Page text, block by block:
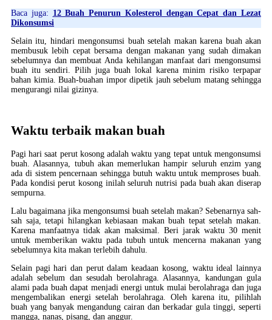
Baca juga: 12 Buah Penurun Kolesterol dengan Cepat dan Lezat
Dikonsumsi
Selain itu, hindari mengonsumsi buah setelah makan karena buah akan
membusuk lebih cepat bersama dengan makanan yang sudah dimakan
sebelumnya dan membuat Anda kehilangan manfaat dari mengonsumsi
buah itu sendiri. Pilih juga buah lokal karena minim risiko terpapar
bahan kimia. Buah-buahan impor dipetik jauh sebelum matang sehingga
mengurangi nilai gizinya.
Waktu terbaik makan buah
Pagi hari saat perut kosong adalah waktu yang tepat untuk mengonsumsi
buah. Alasannya, tubuh akan memerlukan hampir seluruh enzim yang
ada di sistem pencernaan sehingga butuh waktu untuk memproses buah.
Pada kondisi perut kosong inilah seluruh nutrisi pada buah akan diserap
sempurna.
Lalu bagaimana jika mengonsumsi buah setelah makan? Sebenarnya sah-
sah saja, tetapi hilangkan kebiasaan makan buah tepat setelah makan.
Karena manfaatnya tidak akan maksimal. Beri jarak waktu 30 menit
untuk memberikan waktu pada tubuh untuk mencerna makanan yang
sebelumnya kita makan terlebih dahulu.
Selain pagi hari dan perut dalam keadaan kosong, waktu ideal lainnya
adalah sebelum dan sesudah berolahraga. Alasannya, kandungan gula
alami pada buah dapat menjadi energi untuk mulai berolahraga dan juga
mengembalikan energi setelah berolahraga. Oleh karena itu, pilihlah
buah yang banyak mengandung cairan dan berkadar gula tinggi, seperti
mangga, nanas, pisang, dan anggur.